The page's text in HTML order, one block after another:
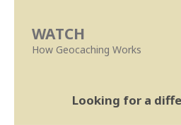
WATCH
How Geocaching Works
Looking for a